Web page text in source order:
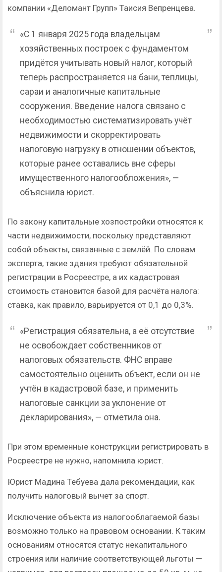
компании «Деломант Групп» Таисия Вепренцева.
«С 1 января 2025 года владельцам
хозяйственных построек с фундаментом
придётся учитывать новый налог, который
теперь распространяется на бани, теплицы,
сараи и аналогичные капитальные
сооружения. Введение налога связано с
необходимостью систематизировать учёт
недвижимости и скорректировать
налоговую нагрузку в отношении объектов,
которые ранее оставались вне сферы
имущественного налогообложения», —
объяснила юрист.
По закону капитальные хозпостройки относятся к
части недвижимости, поскольку представляют
собой объекты, связанные с землёй. По словам
эксперта, такие здания требуют обязательной
регистрации в Росреестре, а их кадастровая
стоимость становится базой для расчёта налога:
ставка, как правило, варьируется от 0,1 до 0,3%.
«Регистрация обязательна, а её отсутствие
не освобождает собственников от
налоговых обязательств. ФНС вправе
самостоятельно оценить объект, если он не
учтён в кадастровой базе, и применить
налоговые санкции за уклонение от
декларирования», — отметила она.
При этом временные конструкции регистрировать в
Росреестре не нужно, напомнила юрист.
Юрист Мадина Тебуева дала рекомендации, как
получить налоговый вычет за спорт.
Исключение объекта из налогооблагаемой базы
возможно только на правовом основании. К таким
основаниям относятся статус некапитального
строения или наличие соответствующей льготы —